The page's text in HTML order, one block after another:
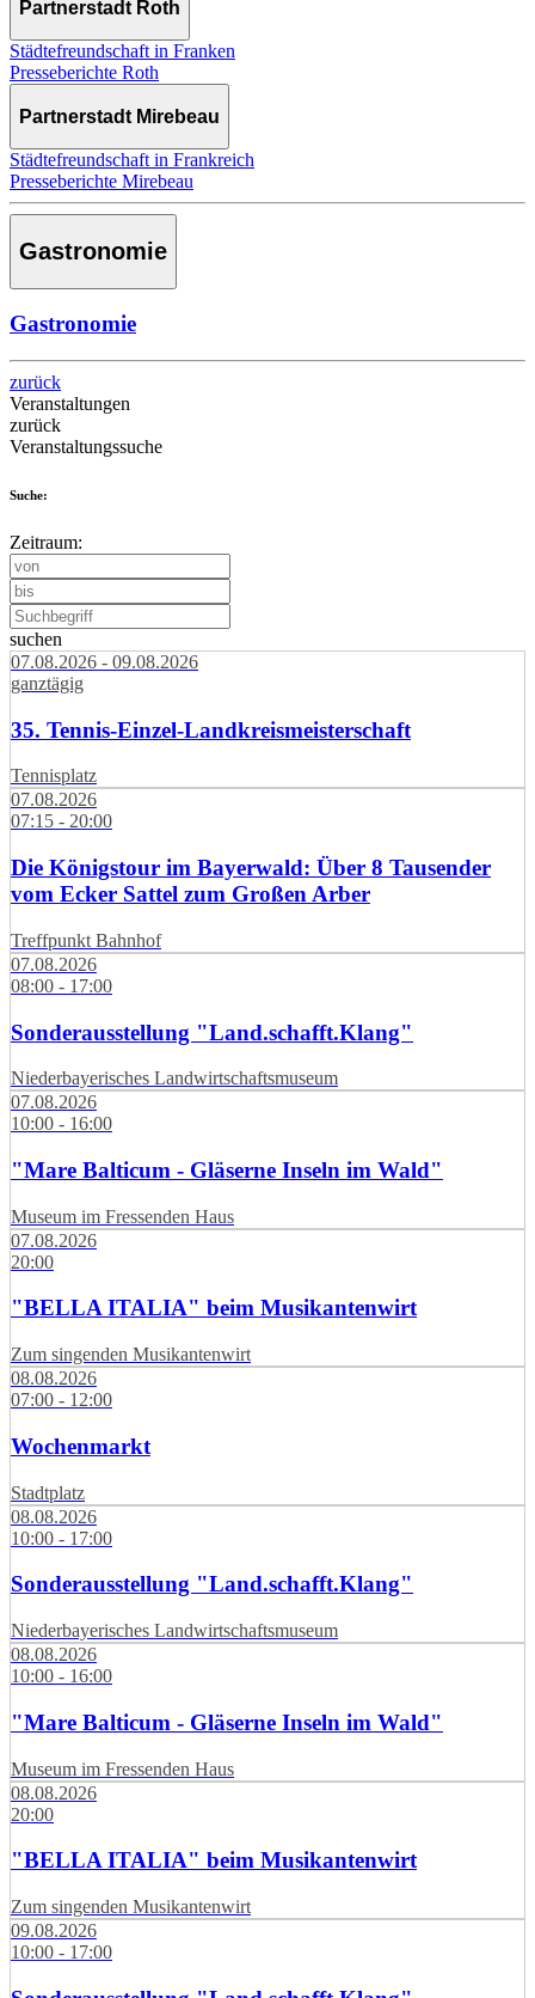
Partnerstadt Roth
Städtefreundschaft in Franken
Presseberichte Roth
Partnerstadt Mirebeau
Städtefreundschaft in Frankreich
Presseberichte Mirebeau
Gastronomie
Gastronomie
zurück
Veranstaltungen
zurück
Veranstaltungssuche
Suche:
Zeitraum:
suchen
07.08.2026 - 09.08.2026
ganztägig
35. Tennis-Einzel-Landkreismeisterschaft
Tennisplatz
07.08.2026
07:15 - 20:00
Die Königstour im Bayerwald: Über 8 Tausender
vom Ecker Sattel zum Großen Arber
Treffpunkt Bahnhof
07.08.2026
08:00 - 17:00
Sonderausstellung "Land.schafft.Klang"
Niederbayerisches Landwirtschaftsmuseum
07.08.2026
10:00 - 16:00
"Mare Balticum - Gläserne Inseln im Wald"
Museum im Fressenden Haus
07.08.2026
20:00
"BELLA ITALIA" beim Musikantenwirt
Zum singenden Musikantenwirt
08.08.2026
07:00 - 12:00
Wochenmarkt
Stadtplatz
08.08.2026
10:00 - 17:00
Sonderausstellung "Land.schafft.Klang"
Niederbayerisches Landwirtschaftsmuseum
08.08.2026
10:00 - 16:00
"Mare Balticum - Gläserne Inseln im Wald"
Museum im Fressenden Haus
08.08.2026
20:00
"BELLA ITALIA" beim Musikantenwirt
Zum singenden Musikantenwirt
09.08.2026
10:00 - 17:00